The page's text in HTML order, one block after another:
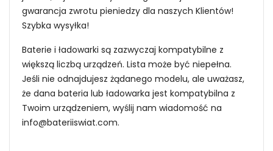
gwarancja zwrotu pieniedzy dla naszych Klientów!
Szybka wysyłka!
Baterie i ładowarki są zazwyczaj kompatybilne z
większą liczbą urządzeń. Lista może być niepełna.
Jeśli nie odnajdujesz żądanego modelu, ale uważasz,
że dana bateria lub ładowarka jest kompatybilna z
Twoim urządzeniem, wyślij nam wiadomość na
info@bateriiswiat.com.